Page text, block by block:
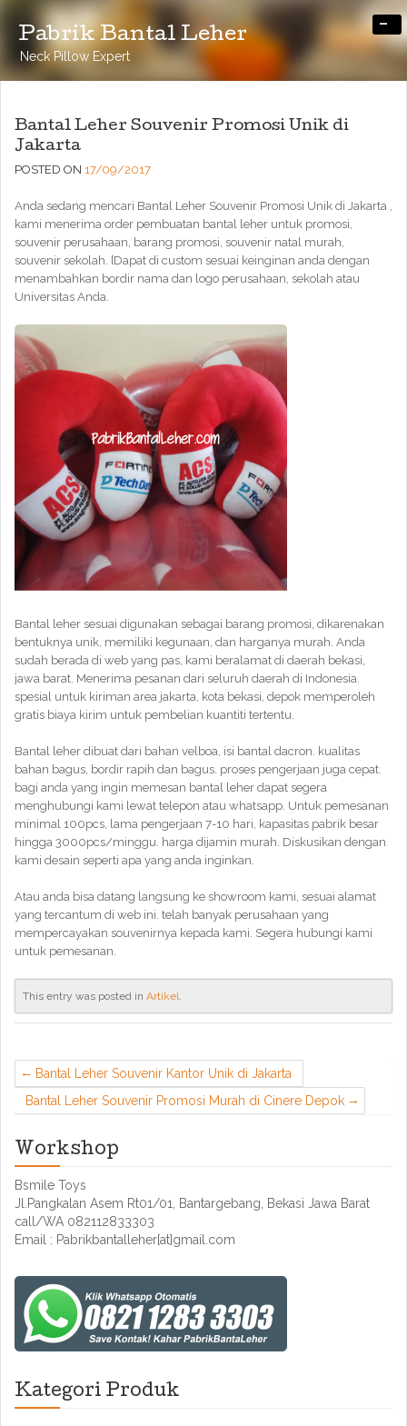
Pabrik Bantal Leher
Neck Pillow Expert
-
Bantal Leher Souvenir Promosi Unik di
Jakarta
POSTED ON 17/09/2017
Anda sedang mencari Bantal Leher Souvenir Promosi Unik di Jakarta ,
kami menerima order pembuatan bantal leher untuk promosi,
souvenir perusahaan, barang promosi, souvenir natal murah,
souvenir sekolah. [Dapat di custom sesuai keinginan anda dengan
menambahkan bordir nama dan logo perusahaan, sekolah atau
Universitas Anda.
Bantal leher sesuai digunakan sebagai barang promosi, dikarenakan
bentuknya unik, memiliki kegunaan, dan harganya murah. Anda
sudah berada di web yang pas, kami beralamat di daerah bekasi,
jawa barat. Menerima pesanan dari seluruh daerah di Indonesia.
spesial untuk kiriman area jakarta, kota bekasi, depok memperoleh
gratis biaya kirim untuk pembelian kuantiti tertentu.
Bantal leher dibuat dari bahan velboa, isi bantal dacron. kualitas
bahan bagus, bordir rapih dan bagus. proses pengerjaan juga cepat.
bagi anda yang ingin memesan bantal leher dapat segera
menghubungi kami lewat telepon atau whatsapp. Untuk pemesanan
minimal 100pcs, lama pengerjaan 7-10 hari, kapasitas pabrik besar
hingga 3000pcs/minggu. harga dijamin murah. Diskusikan dengan
kami desain seperti apa yang anda inginkan.
Atau anda bisa datang langsung ke showroom kami, sesuai alamat
yang tercantum di web ini. telah banyak perusahaan yang
mempercayakan souvenirnya kepada kami. Segera hubungi kami
untuk pemesanan.
This entry was posted in Artikel.
Bantal Leher Souvenir Kantor Unik di Jakarta
Bantal Leher Souvenir Promosi Murah di Cinere Depok
Workshop
Bsmile Toys
Jl.Pangkalan Asem Rt01/01, Bantargebang, Bekasi Jawa Barat
call/WA 082112833303
Email : Pabrikbantalleher[at]gmail.com
Kategori Produk